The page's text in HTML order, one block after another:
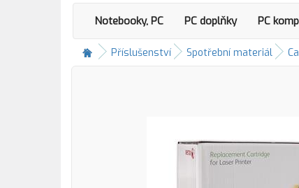
Notebooky, PC PC doplňky PC
Příslušenství Spotřební materiál